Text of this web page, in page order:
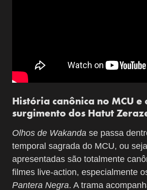
História canônica no MCU e
surgimento dos Hatut
Olhos de Wakanda se passa
temporal sagrada do MCU, ou
apresentadas são totalmente
filmes live-action, especialmente
Pantera Negra. A trama